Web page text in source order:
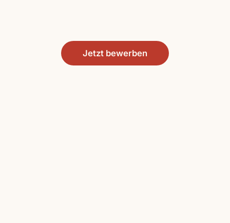
Jetzt bewerben